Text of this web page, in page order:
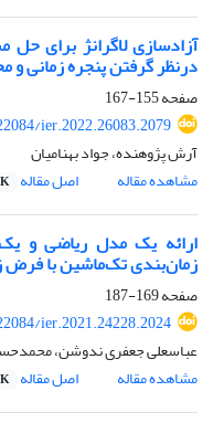
آزادسازی لاگرانژ برای حل
درنظر گرفتن پنجره زمانی
صفحه155-167
ier.2022.26083.2079
آرش پژوهنده، جواد بهنامیان
مشاهده مقاله
اصل مقاله
ارائه یک مدل ریاضی و یک
زمان‌بندی تک‌ماشین با فرض
صفحه169-187
ier.2021.24228.2024
عباسعلی جعفری ندوشن،
مشاهده مقاله
اصل مقاله